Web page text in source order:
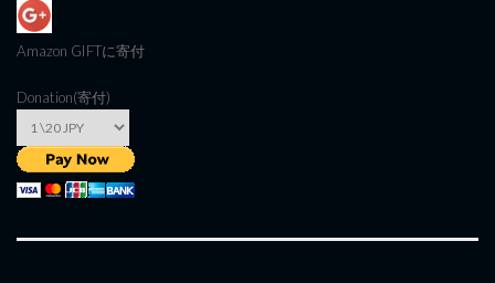
Amazon GIFTに寄付
Donation(寄付)